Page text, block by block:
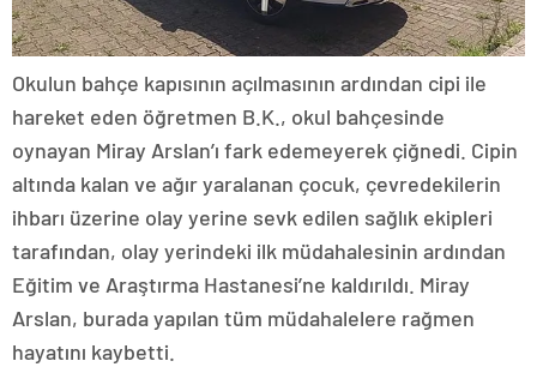
Okulun bahçe kapısının açılmasının ardından cipi ile
hareket eden öğretmen B.K., okul bahçesinde
oynayan Miray Arslan’ı fark edemeyerek çiğnedi. Cipin
altında kalan ve ağır yaralanan çocuk, çevredekilerin
ihbarı üzerine olay yerine sevk edilen sağlık ekipleri
tarafından, olay yerindeki ilk müdahalesinin ardından
Eğitim ve Araştırma Hastanesi’ne kaldırıldı. Miray
Arslan, burada yapılan tüm müdahalelere rağmen
hayatını kaybetti.